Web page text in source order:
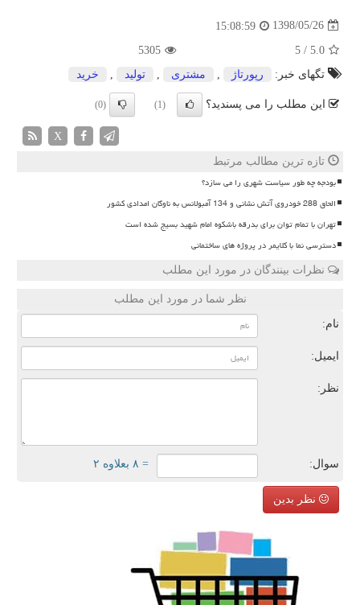
1398/05/26
15:08:59
5.0
/
5
5305
تگهای خبر:
رپورتاژ مشتری تولید خرید
این مطلب را می پسندید؟ (1)
(0)
X
تازه ترین مطالب مرتبط
بودجه چه طور سیاست شهری را می سازد؟
الحاق 288 خودروی آتش نشانی و 134 آمبولانس به ناوگان امدادی کشور
تهران با تمام توان برای بدرقه باشکوه امام شهید بسیج شده است
دسترسی نما با کلایمر در پروژه های ساختمانی
نظرات بینندگان در مورد این مطلب
نظر شما در مورد این مطلب
نام:
ایمیل:
نظر:
سوال: = ۸ بعلاوه ۲
نظر بدین